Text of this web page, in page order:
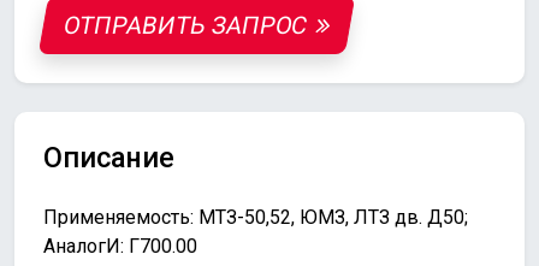
ОТПРАВИТЬ ЗАПРОС
Описание
Применяемость: МТЗ-50,52, ЮМЗ, ЛТЗ дв. Д50;
АналогИ: Г700.00